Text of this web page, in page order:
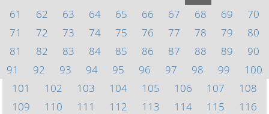
61
62 63 64 65 66 67 68 69
70
71
72 73 74 75 76 77 78 79
80
81
82 83 84 85 86 87 88 89
90
91
92 93 94 95 96 97 98 99
100
101
102 103 104 105 106 107
108
109
110 111 112 113 114 115
116